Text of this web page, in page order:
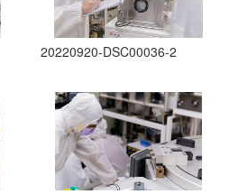
20220920-DSC00036-2